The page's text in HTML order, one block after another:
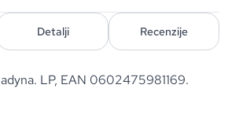
Detalji Recenzije
LP, EAN 0602475981169.